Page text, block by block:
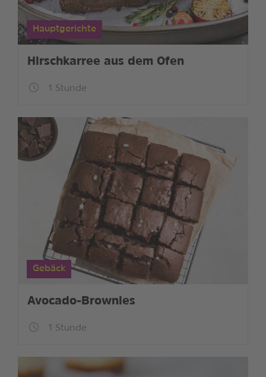
Hauptgerichte
Hirschkarree aus dem Ofen
1 Stunde
Gebäck
Avocado-Brownies
1 Stunde